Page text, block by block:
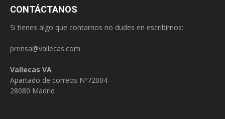
CONTÁCTANOS
Si tienes algo que contarnos no dudes en escribirnos:
prensa@vallecas.com
———————————————
Vallecas VA
Apartado de correos Nº72004
28080 Madrid